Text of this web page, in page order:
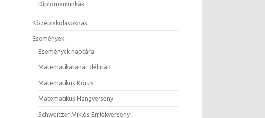
Diplomamunkák
Középiskolásoknak
Események
Események naptára
Matematikatanár délután
Matematikus Kórus
Matematikus Hangverseny
Schweitzer Miklós Emlékverseny